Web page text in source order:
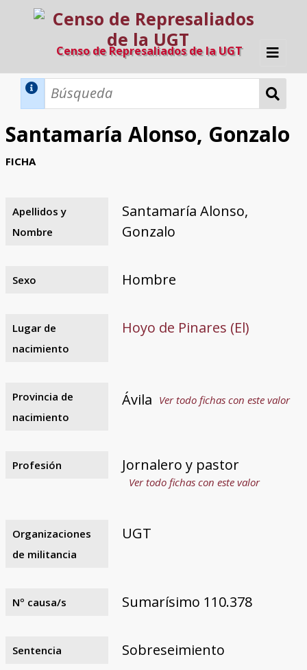
Censo de Represaliados de la UGT
Inicio
Razones y objetivos
El equipo
Colaboradores
Fuentes documentales
Santamaría Alonso, Gonzalo
FICHA
Apellidos y
Nombre
Santamaría Alonso,
Gonzalo
Sexo Hombre
Lugar de
nacimiento
Hoyo de Pinares (El)
Provincia de
nacimiento
Ávila Ver todo fichas con este valor
Profesión Jornalero y pastor
Ver todo fichas con este valor
Organizaciones
de militancia
UGT
Nº causa/s Sumarísimo 110.378
Sentencia Sobreseimiento